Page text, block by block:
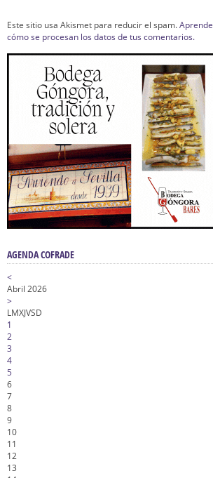
Este sitio usa Akismet para reducir el spam.Aprende
cómo se procesan los datos de tus comentarios.
AGENDA COFRADE
<
Abril 2026
>
LMXJVSD
1
2
3
4
5
6
7
8
9
10
11
12
13